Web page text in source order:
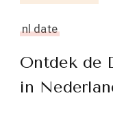
nl date
Ontdek de
in